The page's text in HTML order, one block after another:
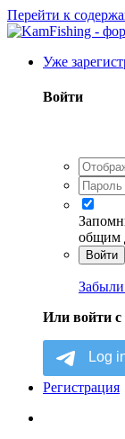
Перейти к
Уже
Войти
общим
Войти
Или войти с
Регистрация